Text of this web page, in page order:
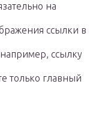
на
ссылки в
ссылку
только главный